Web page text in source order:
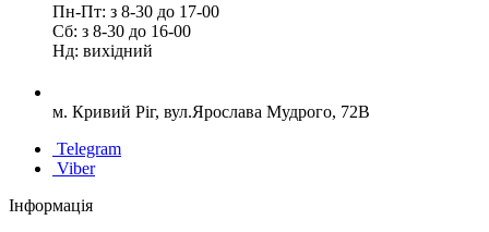
Пн-Пт: з 8-30 до 17-00
Сб: з 8-30 до 16-00
Нд: вихідний
м. Кривий Ріг, вул.Ярослава Мудрого, 72В
Telegram
Viber
Інформація